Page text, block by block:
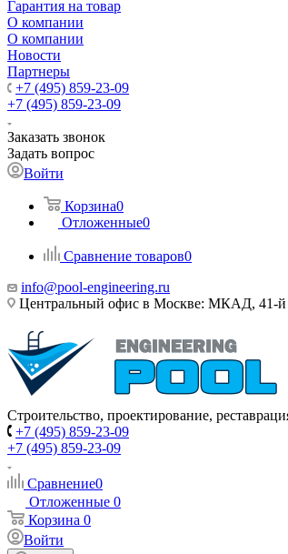
Гарантия на товар
О компании
О компании
Новости
Партнеры
+7 (495) 859-23-09
+7 (495) 859-23-09
Заказать звонок
Задать вопрос
Войти
Корзина0
Отложенные0
Сравнение товаров0
info@pool-engineering.ru
Центральный офис в Москве: МКАД, 41-й
Строительство, проектирование,
+7 (495) 859-23-09
+7 (495) 859-23-09
Сравнение0
Отложенные 0
Корзина 0
Войти